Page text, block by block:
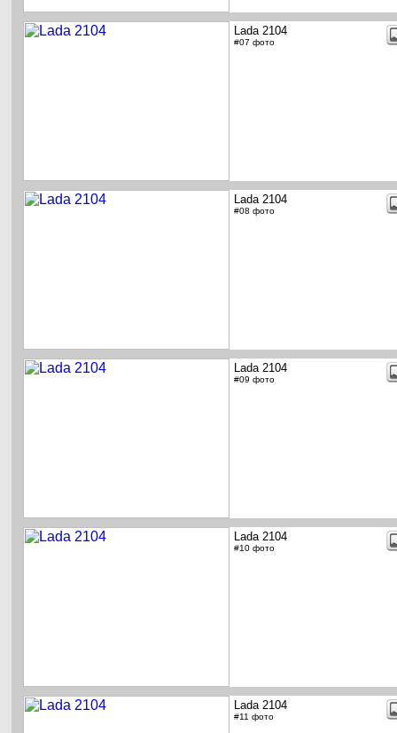
Lada 2104
#07 фото
Lada 2104
#08 фото
Lada 2104
#09 фото
Lada 2104
#10 фото
Lada 2104
#11 фото